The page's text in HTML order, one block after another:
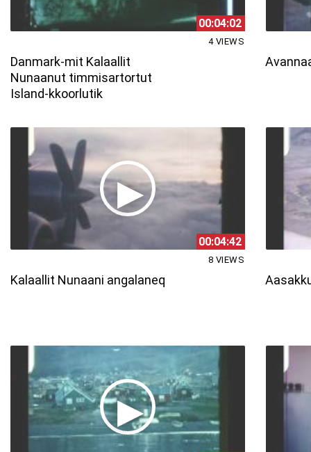
00:04:02
Danmark-mit Kalaallit
Nunaanut timmisartortut
Island-kkoorlutik
4 VIEWS
00:04:42
Kalaallit Nunaani angalaneq
8 VIEWS